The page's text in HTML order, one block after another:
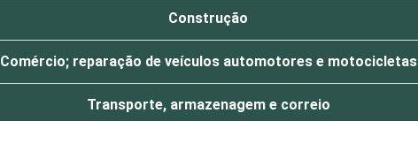
Construção
Comércio; reparação de veículos automotores e motocicletas
Transporte, armazenagem e correio